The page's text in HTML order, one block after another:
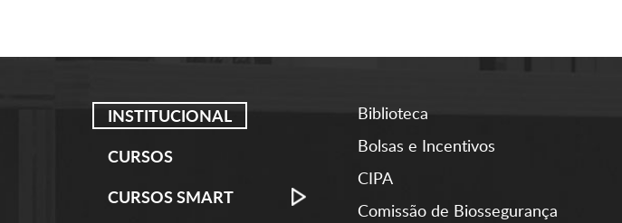
INSTITUCIONAL
CURSOS
CURSOS SMART
Biblioteca
Bolsas e Incentivos
CIPA
Comissão de Biossegurança